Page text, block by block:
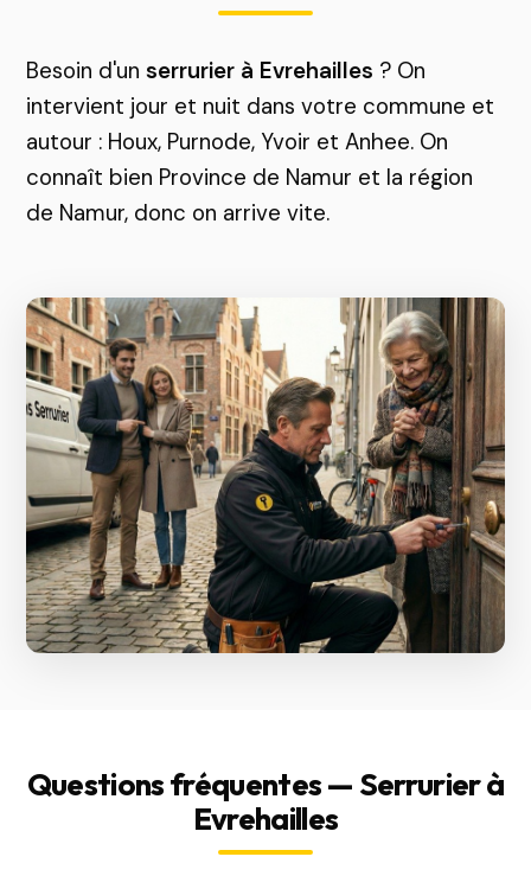
Besoin d'unserrurier à Evrehailles ? On
intervient jour et nuit dans votre commune et
autour : Houx, Purnode, Yvoir et Anhee. On
connaît bien Province de Namur et la région
de Namur, donc on arrive vite.
Questions fréquentes — Serrurier à
Evrehailles